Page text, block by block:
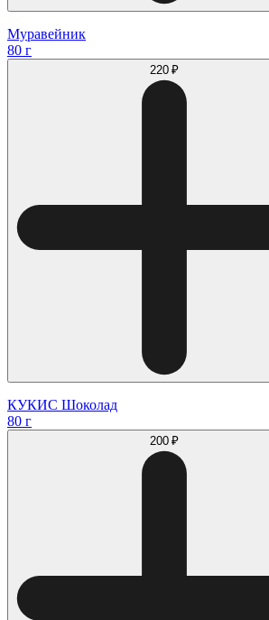
Муравейник
80 г
220 ₽
КУКИС Шоколад
80 г
200 ₽